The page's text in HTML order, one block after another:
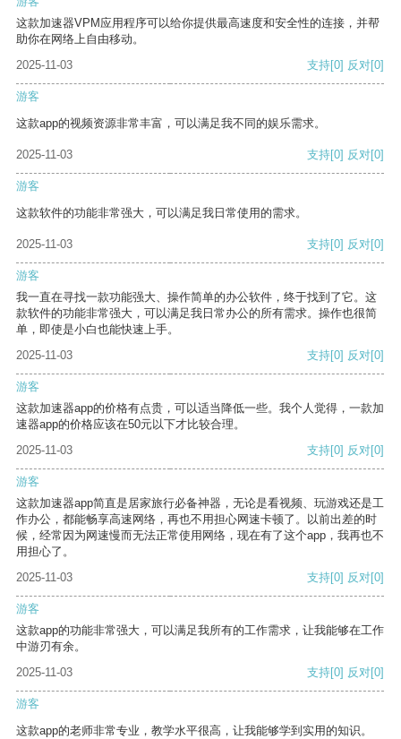
这款加速器VPM应用程序可以给你提供最高速度和安全性的连接，并帮
助你在网络上自由移动。
2025-11-03
支持[0] 反对[0]
游客
这款app的视频资源非常丰富，可以满足我不同的娱乐需求。
2025-11-03 支持[0] 反对[0]
游客
这款软件的功能非常强大，可以满足我日常使用的需求。
2025-11-03 支持[0] 反对[0]
游客
我一直在寻找一款功能强大、操作简单的办公软件，终于找到了它。这
款软件的功能非常强大，可以满足我日常办公的所有需求。操作也很简
单，即使是小白也能快速上手。
2025-11-03
支持[0] 反对[0]
游客
这款加速器app的价格有点贵，可以适当降低一些。我个人觉得，一款加
速器app的价格应该在50元以下才比较合理。
2025-11-03
支持[0] 反对[0]
游客
这款加速器app简直是居家旅行必备神器，无论是看视频、玩游戏还是工
作办公，都能畅享高速网络，再也不用担心网速卡顿了。以前出差的时
候，经常因为网速慢而无法正常使用网络，现在有了这个app，我再也不
用担心了。
2025-11-03
支持[0] 反对[0]
游客
这款app的功能非常强大，可以满足我所有的工作需求，让我能够在工作
中游刃有余。
2025-11-03
支持[0] 反对[0]
游客
这款app的老师非常专业，教学水平很高，让我能够学到实用的知识。